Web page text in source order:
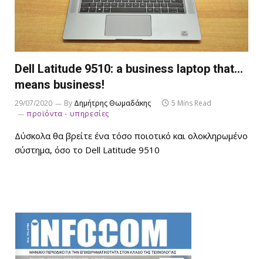
Dell Latitude 9510: a business laptop that…
means business!
29/07/2020 By Δημήτρης Θωμαδάκης
5 Mins Read
προϊόντα - υπηρεσίες
Δύσκολα θα βρείτε ένα τόσο ποιοτικό και ολοκληρωμένο
σύστημα, όσο το Dell Latitude 9510